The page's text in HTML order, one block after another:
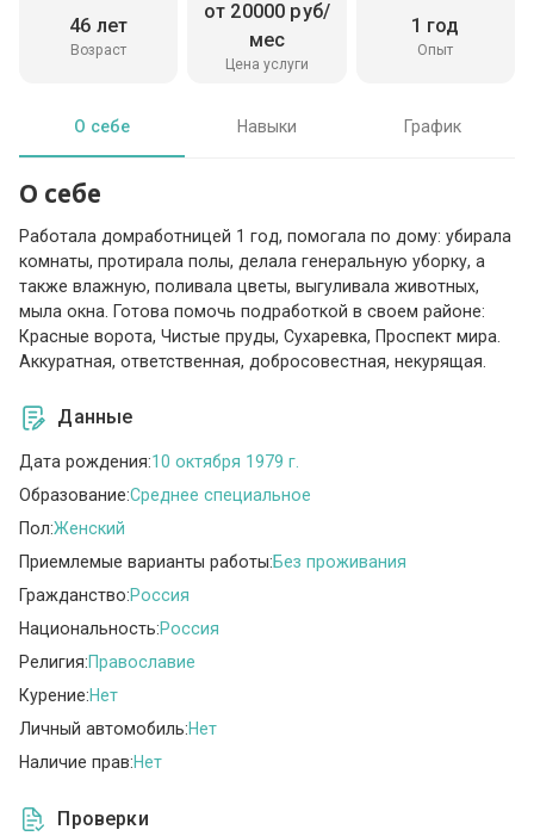
Возраст
46 лет
Цена услуги
от 20000 руб/
мес
Опыт
1 год
О себе Навыки График
О себе
Работала домработницей 1 год, помогала по дому: убирала
комнаты, протирала полы, делала генеральную уборку, а
также влажную, поливала цветы, выгуливала животных,
мыла окна. Готова помочь подработкой в своем районе:
Красные ворота, Чистые пруды, Сухаревка, Проспект мира.
Аккуратная, ответственная, добросовестная, некурящая.
Данные
Дата рождения:10 октября 1979 г.
Образование:Среднее специальное
Пол:Женский
Приемлемые варианты работы:Без проживания
Гражданство:Россия
Национальность:Россия
Религия:Православие
Курение:Нет
Личный автомобиль:Нет
Наличие прав:Нет
Проверки